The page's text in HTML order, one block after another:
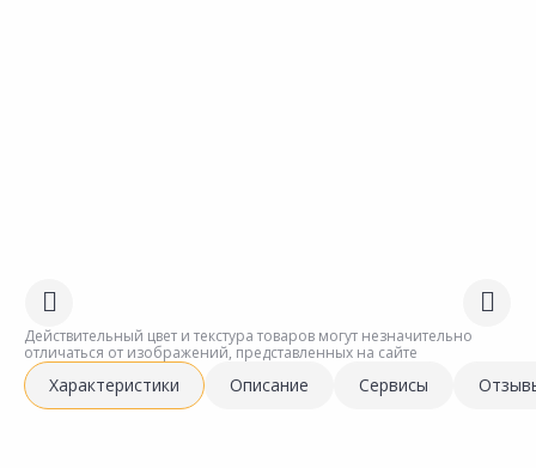
Действительный цвет и текстура товаров могут незначительно
отличаться от изображений, представленных на сайте
Характеристики Описание Сервисы